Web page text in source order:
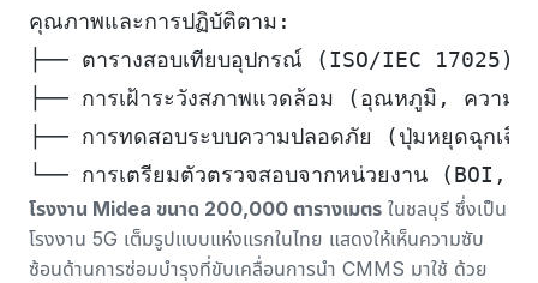
คุณภาพและการปฏิบัติตาม:
├── ตารางสอบเทียบอุปกรณ์ (ISO/IEC 17025)
├── การเฝ้าระวังสภาพแวดล้อม (อุณหภูมิ, ความ
├── การทดสอบระบบความปลอดภัย (ปุ่มหยุดฉุกเฉิ
└── การเตรียมตัวตรวจสอบจากหน่วยงาน (BOI, ก
โรงงาน Midea ขนาด 200,000 ตารางเมตร ในชลบุรี ซึ่งเป็น
โรงงาน 5G เต็มรูปแบบแห่งแรกในไทย แสดงให้เห็นความซับ
ซ้อนด้านการซ่อมบำรุงที่ขับเคลื่อนการนำ CMMS มาใช้ ด้วย